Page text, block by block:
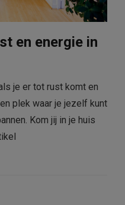
en energie in
je er tot rust komt en
plek waar je jezelf kunt
Kom jij in je huis